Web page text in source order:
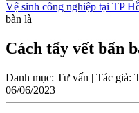
Vệ sinh công nghiệp tại TP
bàn là
Cách tẩy vết bẩn
Danh mục: Tư vấn | Tác giả:
06/06/2023